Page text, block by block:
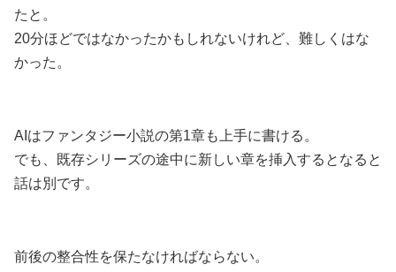
たと。
20分ほどではなかったかもしれないけれど、難しくはな
かった。
AIはファンタジー小説の第1章も上手に書ける。
でも、既存シリーズの途中に新しい章を挿入するとなると
話は別です。
前後の整合性を保たなければならない。